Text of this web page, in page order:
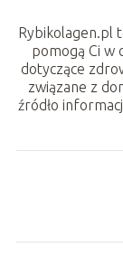
Rybikolagen.pl
pomogą Ci w
dotyczące
związane z
źródło